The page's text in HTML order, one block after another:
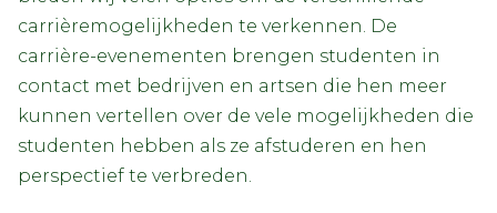
carrièremogelijkheden te verkennen. De
carrière-evenementen brengen studenten in
contact met bedrijven en artsen die hen meer
kunnen vertellen over de vele mogelijkheden die
studenten hebben als ze afstuderen en hen
perspectief te verbreden.